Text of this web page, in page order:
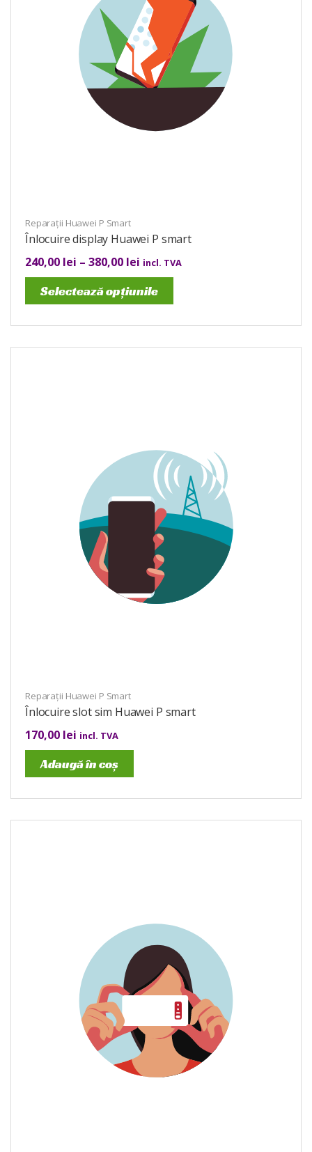
Reparații Huawei P Smart
Înlocuire display Huawei P smart
240,00 lei – 380,00 lei incl. TVA
Selectează opțiunile
Reparații Huawei P Smart
Înlocuire slot sim Huawei P smart
170,00 lei incl. TVA
Adaugă în coș